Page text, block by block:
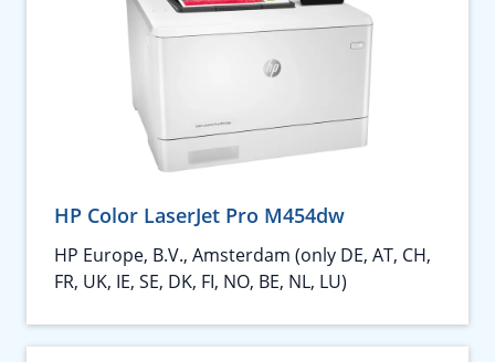
HP Color LaserJet Pro M454dw
HP Europe, B.V., Amsterdam (only DE, AT, CH,
FR, UK, IE, SE, DK, FI, NO, BE, NL, LU)